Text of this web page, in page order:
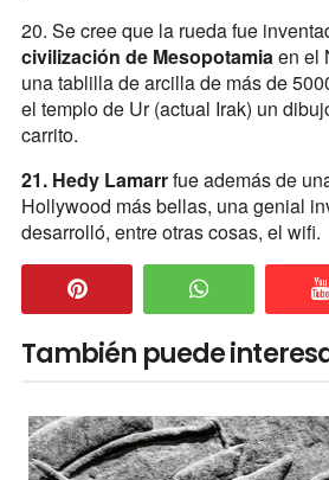
20. Se cree que la rueda fue
civilización de Mesopotamiaen el
una tablilla de arcilla de más de
el templo de Ur (actual Irak) un
carrito.
21. Hedy Lamarrfue además de
Hollywood más bellas, una genial
desarrolló, entre otras cosas, el wifi.
También puede